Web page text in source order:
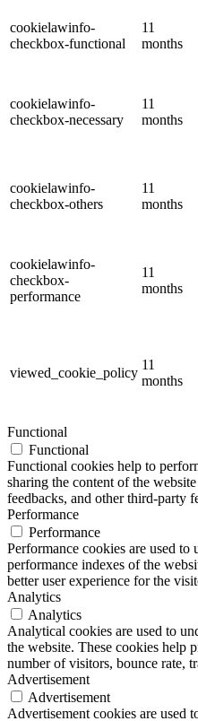
cookielawinfo-
checkbox-functional
11
months
cookielawinfo-
checkbox-necessary
11
months
cookielawinfo-
checkbox-others
11
months
cookielawinfo-
checkbox-
performance
11
months
viewed_cookie_policy
11
months
Functional
Functional
Functional cookies help to
sharing the content of the
feedbacks, and other third-party
Performance
Performance
Performance cookies are used to
performance indexes of the
better user experience for the
Analytics
Analytics
Analytical cookies are used to
the website. These cookies help
number of visitors, bounce rate,
Advertisement
Advertisement
Advertisement cookies are used